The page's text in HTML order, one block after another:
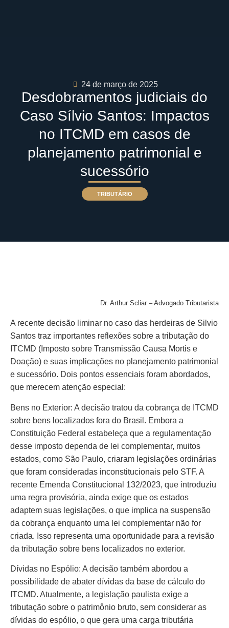
24 de março de 2025
Desdobramentos judiciais do
Caso Sílvio Santos: Impactos
no ITCMD em casos de
planejamento patrimonial e
sucessório
TRIBUTÁRIO
Dr. Arthur Scliar – Advogado Tributarista
A recente decisão liminar no caso das herdeiras de Silvio
Santos traz importantes reflexões sobre a tributação do
ITCMD (Imposto sobre Transmissão Causa Mortis e
Doação) e suas implicações no planejamento patrimonial
e sucessório. Dois pontos essenciais foram abordados,
que merecem atenção especial:
Bens no Exterior: A decisão tratou da cobrança de ITCMD
sobre bens localizados fora do Brasil. Embora a
Constituição Federal estabeleça que a regulamentação
desse imposto dependa de lei complementar, muitos
estados, como São Paulo, criaram legislações ordinárias
que foram consideradas inconstitucionais pelo STF. A
recente Emenda Constitucional 132/2023, que introduziu
uma regra provisória, ainda exige que os estados
adaptem suas legislações, o que implica na suspensão
da cobrança enquanto uma lei complementar não for
criada. Isso representa uma oportunidade para a revisão
da tributação sobre bens localizados no exterior.
Dívidas no Espólio: A decisão também abordou a
possibilidade de abater dívidas da base de cálculo do
ITCMD. Atualmente, a legislação paulista exige a
tributação sobre o patrimônio bruto, sem considerar as
dívidas do espólio, o que gera uma carga tributária